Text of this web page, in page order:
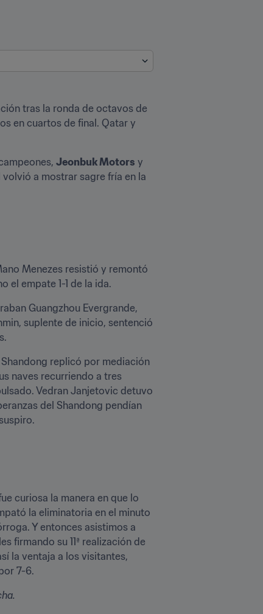
tras la ronda de octavos de
en cuartos de final. Qatar y
Jeonbuk Motors
volvió a mostrar sagre fría en la
Menezes resistió y remontó
el empate 1-1 de la ida.
Guangzhou Evergrande,
suplente de inicio, sentenció
replicó por mediación
naves recurriendo a tres
Vedran Janjetovic detuvo
del Shandong pendían
curiosa la manera en que lo
la eliminatoria en el minuto
Y entonces asistimos a
firmando su 11ª realización de
la ventaja a los visitantes,
7-6.